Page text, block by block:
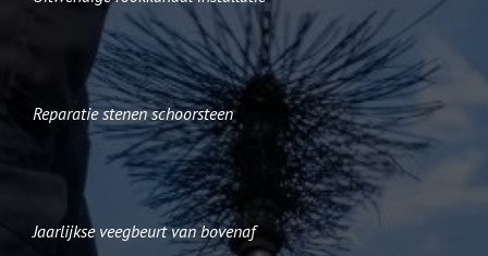
Reparatie stenen schoorsteen
Jaarlijkse veegbeurt van bovenaf